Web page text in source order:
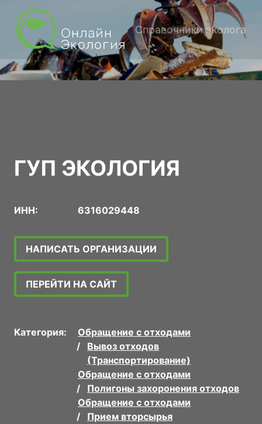
Справочники эколога
ГУП ЭКОЛОГИЯ
ИНН: 6316029448
НАПИСАТЬ ОРГАНИЗАЦИИ
ПЕРЕЙТИ НА САЙТ
Категория:
Обращение с отходами
Вывоз отходов
(Транспортирование)
Обращение с отходами
Полигоны захоронения отходов
Обращение с отходами
Прием вторсырья